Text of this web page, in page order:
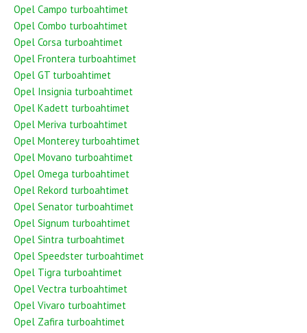
Opel Campo turboahtimet
Opel Combo turboahtimet
Opel Corsa turboahtimet
Opel Frontera turboahtimet
Opel GT turboahtimet
Opel Insignia turboahtimet
Opel Kadett turboahtimet
Opel Meriva turboahtimet
Opel Monterey turboahtimet
Opel Movano turboahtimet
Opel Omega turboahtimet
Opel Rekord turboahtimet
Opel Senator turboahtimet
Opel Signum turboahtimet
Opel Sintra turboahtimet
Opel Speedster turboahtimet
Opel Tigra turboahtimet
Opel Vectra turboahtimet
Opel Vivaro turboahtimet
Opel Zafira turboahtimet